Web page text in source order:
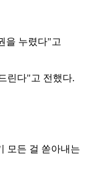
을 누렸다"고
린다"고 전했다.
모든 걸 쏟아내는